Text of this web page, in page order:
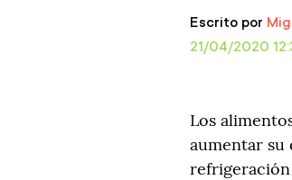
Escrito por
21/04/2020
Los
aumentar su
refrigeración